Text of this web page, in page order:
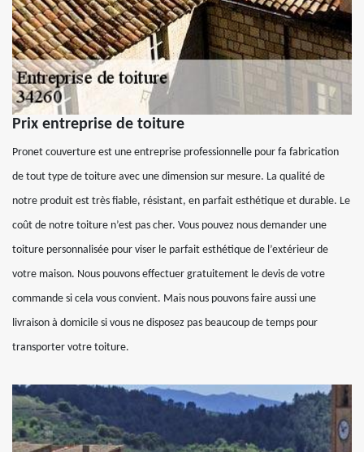
Prix entreprise de toiture
Pronet couverture est une entreprise professionnelle pour fa fabrication
de tout type de toiture avec une dimension sur mesure. La qualité de
notre produit est très fiable, résistant, en parfait esthétique et durable. Le
coût de notre toiture n’est pas cher. Vous pouvez nous demander une
toiture personnalisée pour viser le parfait esthétique de l’extérieur de
votre maison. Nous pouvons effectuer gratuitement le devis de votre
commande si cela vous convient. Mais nous pouvons faire aussi une
livraison à domicile si vous ne disposez pas beaucoup de temps pour
transporter votre toiture.